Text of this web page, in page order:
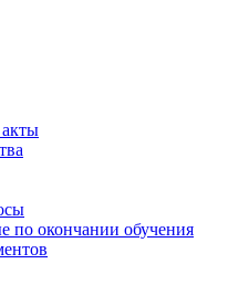
по окончании обучения